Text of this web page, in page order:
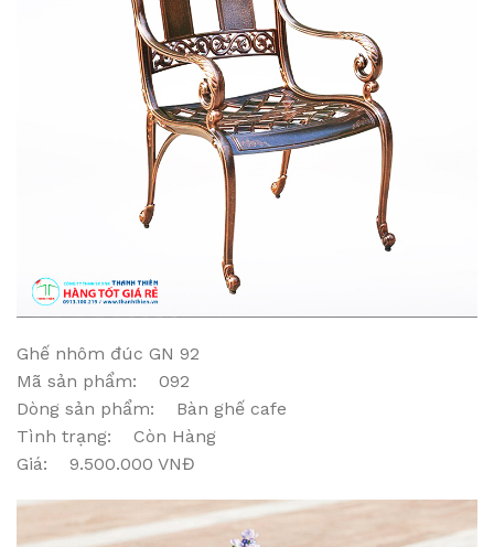
Ghế nhôm đúc GN 92
Mã sản phẩm: 092
Dòng sản phẩm: Bàn ghế cafe
Tình trạng: Còn Hàng
Giá: 9.500.000 VNĐ